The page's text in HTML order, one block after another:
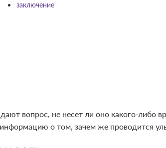
заключение
вопрос, не несет ли оно какого-либо
о том, зачем же проводится